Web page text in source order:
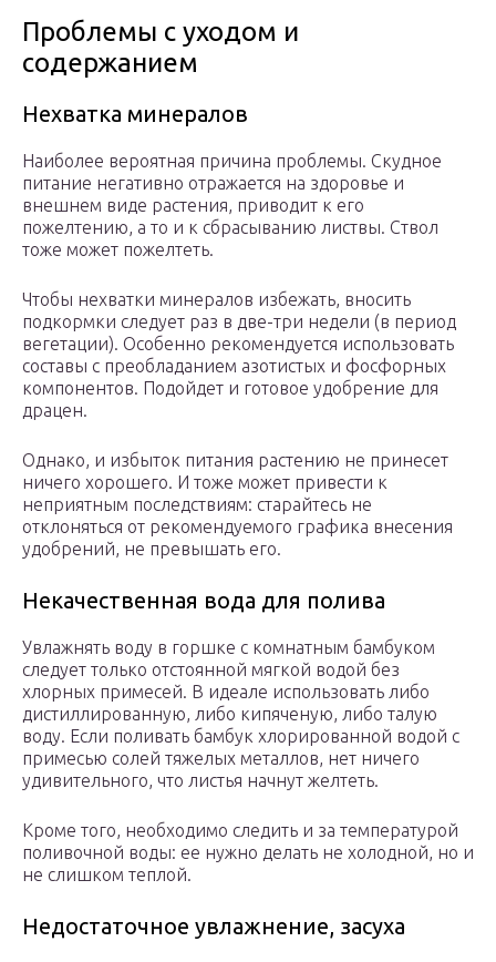
Проблемы с уходом и
содержанием
Нехватка минералов
Наиболее вероятная причина проблемы. Скудное
питание негативно отражается на здоровье и
внешнем виде растения, приводит к его
пожелтению, а то и к сбрасыванию листвы. Ствол
тоже может пожелтеть.
Чтобы нехватки минералов избежать, вносить
подкормки следует раз в две-три недели (в период
вегетации). Особенно рекомендуется использовать
составы с преобладанием азотистых и фосфорных
компонентов. Подойдет и готовое удобрение для
драцен.
Однако, и избыток питания растению не принесет
ничего хорошего. И тоже может привести к
неприятным последствиям: старайтесь не
отклоняться от рекомендуемого графика внесения
удобрений, не превышать его.
Некачественная вода для полива
Увлажнять воду в горшке с комнатным бамбуком
следует только отстоянной мягкой водой без
хлорных примесей. В идеале использовать либо
дистиллированную, либо кипяченую, либо талую
воду. Если поливать бамбук хлорированной водой с
примесью солей тяжелых металлов, нет ничего
удивительного, что листья начнут желтеть.
Кроме того, необходимо следить и за температурой
поливочной воды: ее нужно делать не холодной, но и
не слишком теплой.
Недостаточное увлажнение, засуха